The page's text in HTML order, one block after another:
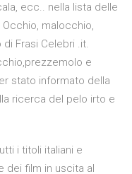
ecc.. nella lista delle
malocchio,
Frasi Celebri .it.
e
stato informato della
ricerca del pelo irto e
i titoli italiani e
dei film in uscita al